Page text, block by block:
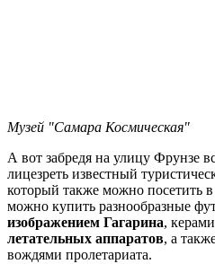
Музей "Самара Космическая"
А вот забредя на улицу Фрунзе
лицезреть известный
который также можно посетить
можно купить разнообразные
изображением Гагарина,
летательных аппаратов, а
вождями пролетариата.